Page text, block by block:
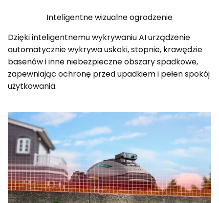
Inteligentne wizualne ogrodzenie
Dzięki inteligentnemu wykrywaniu AI urządzenie
automatycznie wykrywa uskoki, stopnie, krawędzie
basenów i inne niebezpieczne obszary spadkowe,
zapewniając ochronę przed upadkiem i pełen spokój
użytkowania.